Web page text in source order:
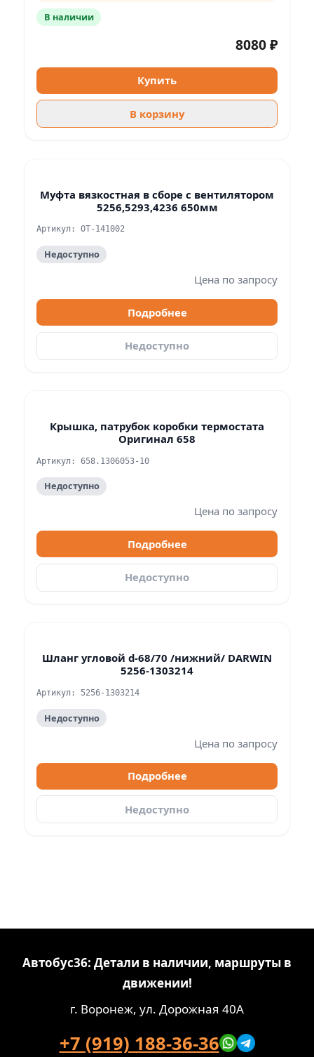
В наличии
8080 ₽
Купить
В корзину
Муфта вязкостная в сборе с вентилятором
5256,5293,4236 650мм
Артикул: OT-141002
Недоступно
Цена по запросу
Подробнее
Недоступно
Крышка, патрубок коробки термостата
Оригинал 658
Артикул: 658.1306053-10
Недоступно
Цена по запросу
Подробнее
Недоступно
Шланг угловой d-68/70 /нижний/ DARWIN
5256-1303214
Артикул: 5256-1303214
Недоступно
Цена по запросу
Подробнее
Недоступно
Автобус36: Детали в наличии, маршруты в
движении!
г. Воронеж, ул. Дорожная 40А
+7 (919) 188-36-36